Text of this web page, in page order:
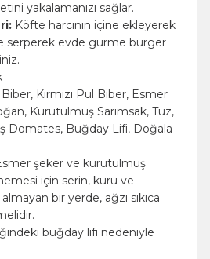
yakalamanızı sağlar.
Köfte harcının içine ekleyerek
serperek evde gurme burger
Biber, Kırmızı Pul Biber, Esmer
Kurutulmuş Sarımsak, Tuz,
Domates, Buğday Lifi, Doğala
şeker ve kurutulmuş
için serin, kuru ve
bir yerde, ağzı sıkıca
buğday lifi nedeniyle